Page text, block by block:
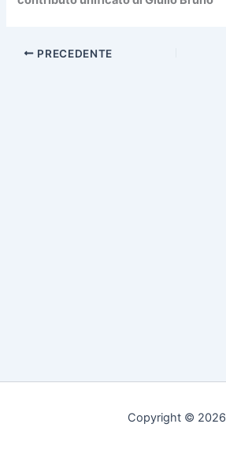
PRECEDENTE
Copyright © 2026